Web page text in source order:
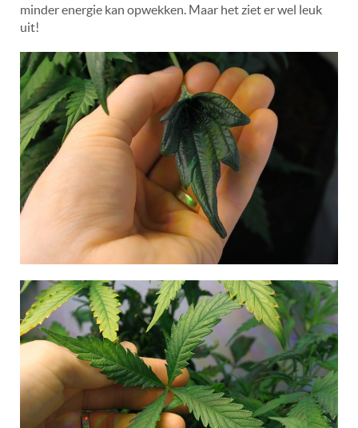
minder energie kan opwekken. Maar het ziet er wel leuk
uit!